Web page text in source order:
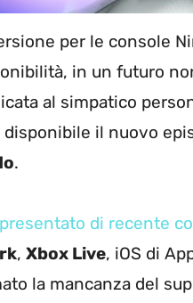
per le console
in un futuro
al simpatico
disponibile il nuovo
.
di recente
, Xbox Live, iOS di
la mancanza del